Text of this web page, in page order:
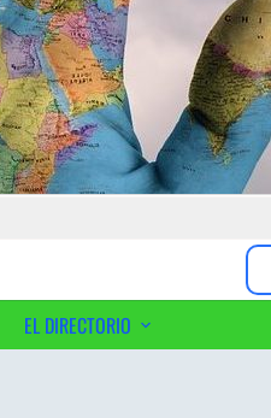
EL DIRECTORIO